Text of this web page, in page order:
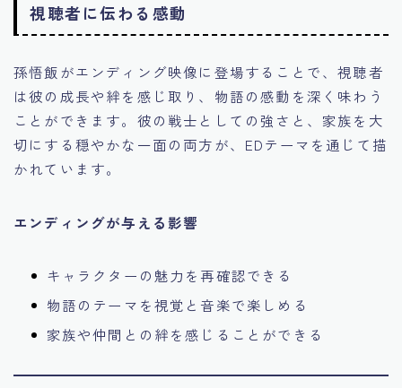
視聴者に伝わる感動
孫悟飯がエンディング映像に登場することで、視聴者
は彼の成長や絆を感じ取り、物語の感動を深く味わう
ことができます。彼の戦士としての強さと、家族を大
切にする穏やかな一面の両方が、EDテーマを通じて描
かれています。
エンディングが与える影響
キャラクターの魅力を再確認できる
物語のテーマを視覚と音楽で楽しめる
家族や仲間との絆を感じることができる